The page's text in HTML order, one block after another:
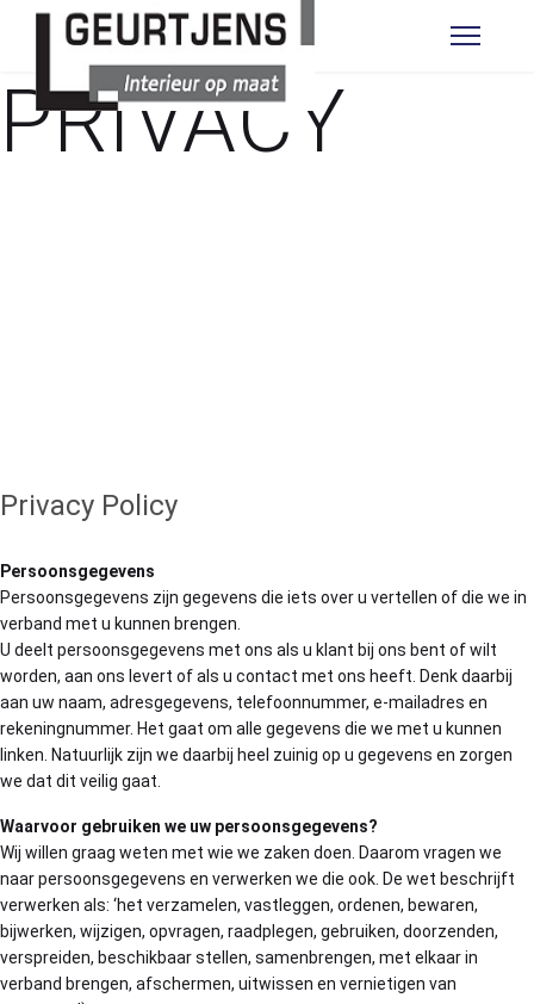
PRIVACY
Privacy Policy
Persoonsgegevens
Persoonsgegevens zijn gegevens die iets over u vertellen of die we in
verband met u kunnen brengen.
U deelt persoonsgegevens met ons als u klant bij ons bent of wilt
worden, aan ons levert of als u contact met ons heeft. Denk daarbij
aan uw naam, adresgegevens, telefoonnummer, e-mailadres en
rekeningnummer. Het gaat om alle gegevens die we met u kunnen
linken. Natuurlijk zijn we daarbij heel zuinig op u gegevens en zorgen
we dat dit veilig gaat.
Waarvoor gebruiken we uw persoonsgegevens?
Wij willen graag weten met wie we zaken doen. Daarom vragen we
naar persoonsgegevens en verwerken we die ook. De wet beschrijft
verwerken als: ‘het verzamelen, vastleggen, ordenen, bewaren,
bijwerken, wijzigen, opvragen, raadplegen, gebruiken, doorzenden,
verspreiden, beschikbaar stellen, samenbrengen, met elkaar in
verband brengen, afschermen, uitwissen en vernietigen van